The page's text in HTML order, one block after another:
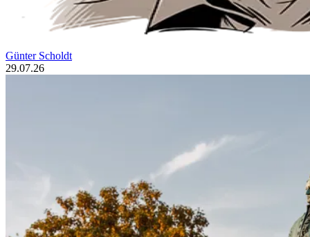
Günter Scholdt
29.07.26